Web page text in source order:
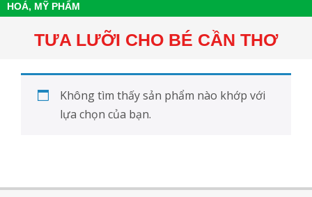
HOÁ, MỸ PHẨM
TƯA LƯỠI CHO BÉ CẦN THƠ
Không tìm thấy sản phẩm nào khớp với
lựa chọn của bạn.